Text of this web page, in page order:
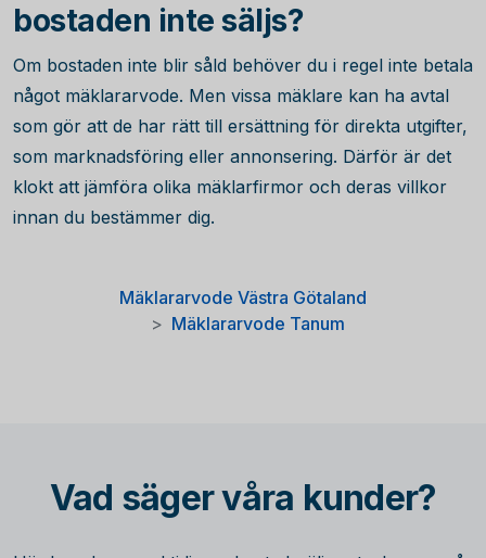
bostaden inte säljs?
Om bostaden inte blir såld behöver du i regel inte betala
något mäklararvode. Men vissa mäklare kan ha avtal
som gör att de har rätt till ersättning för direkta utgifter,
som marknadsföring eller annonsering. Därför är det
klokt att jämföra olika mäklarfirmor och deras villkor
innan du bestämmer dig.
Mäklararvode Västra Götaland
Mäklararvode Tanum
Vad säger våra kunder?